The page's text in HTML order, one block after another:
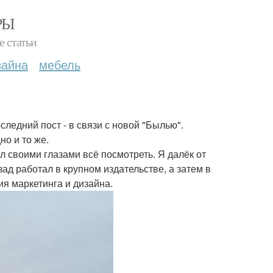
статьи
мебель
пост - в связи с новой "Былью".
и то же.
глазами всё посмотреть. Я далёк от
работал в крупном издательстве, а затем в
маркетинга и дизайна.